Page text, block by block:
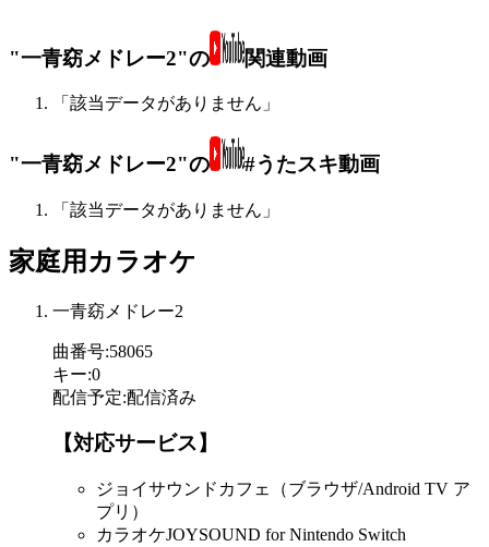
"一青窈メドレー2"の 関連動画
「該当データがありません」
"一青窈メドレー2"の #うたスキ動画
「該当データがありません」
家庭用カラオケ
一青窈メドレー2
曲番号:58065
キー:0
配信予定:配信済み
【対応サービス】
ジョイサウンドカフェ（ブラウザ/Android TV ア
プリ）
カラオケJOYSOUND for Nintendo Switch